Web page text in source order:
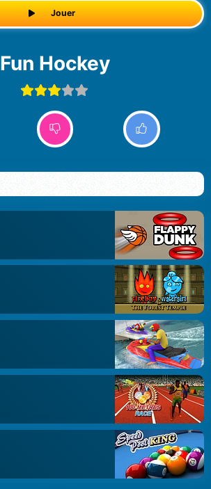
Jouer
Fun Hockey